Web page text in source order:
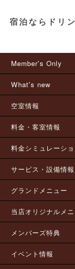
宿泊ならドリ
Member's Only
What's new
空室情報
料金・客室情報
料金シミュレーシ
サービス・設備情報
グランドメニュー
当店オリジナルメ
メンバーズ特典
イベント情報